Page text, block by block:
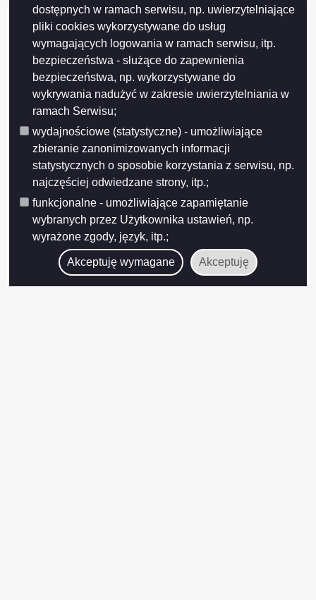
dostępnych w ramach serwisu, np. uwierzytelniające
pliki cookies wykorzystywane do usług
wymagających logowania w ramach serwisu, itp.
bezpieczeństwa - służące do zapewnienia
bezpieczeństwa, np. wykorzystywane do
wykrywania nadużyć w zakresie uwierzytelniania w
ramach Serwisu;
wydajnościowe (statystyczne) - umożliwiające
zbieranie zanonimizowanych informacji
statystycznych o sposobie korzystania z serwisu, np.
najczęściej odwiedzane strony, itp.;
funkcjonalne - umożliwiające zapamiętanie
wybranych przez Użytkownika ustawień, np.
wyrażone zgody, język, itp.;
Akceptuję wymagane Akceptuję
Projekt współfinansowany przez Unię Europejską z Europejskiego Funduszu
Rozwoju Regionalnego w ramach Regionalnego Programu Operacyjnego
Województwa Podlaskiego na lata 2007-2013
FUNDUSZE EUROPEJSKIE - DLA ROZWOJU WOJEWÓDZTWA PODLASKIEGO
Urząd Marszałkowski Województwa Podlaskiego – Instytucja Zarządzająca
RPOWP